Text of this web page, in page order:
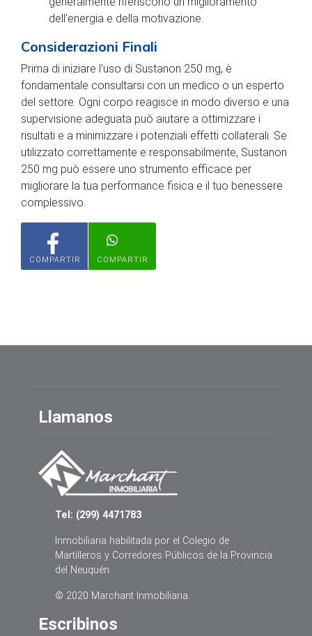
dell’energia e della motivazione.
Considerazioni Finali
Prima di iniziare l’uso di Sustanon 250 mg, è
fondamentale consultarsi con un medico o un esperto
del settore. Ogni corpo reagisce in modo diverso e una
supervisione adeguata può aiutare a ottimizzare i
risultati e a minimizzare i potenziali effetti collaterali. Se
utilizzato correttamente e responsabilmente, Sustanon
250 mg può essere uno strumento efficace per
migliorare la tua performance fisica e il tuo benessere
complessivo.
COMPARTIR COMPARTIR
Llamanos
Tel: (299) 4471783
Inmobiliaria habilitada por el Colegio de
Martilleros y Corredores Públicos de la Provincia
del Neuquén
© 2020 Marchant Inmobiliaria.
Escribinos